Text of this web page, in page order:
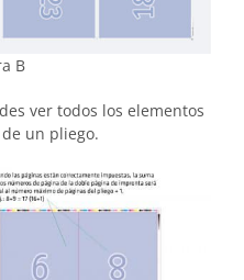
B
ver todos los elementos
un pliego.